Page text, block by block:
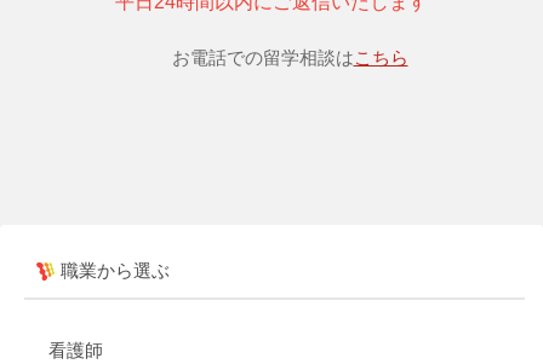
お電話での留学相談はこちら
職業から選ぶ
看護師